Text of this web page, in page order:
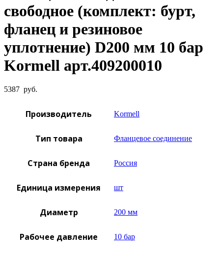
свободное (комплект: бурт,
фланец и резиновое
уплотнение) D200 мм 10 бар
Kormell арт.409200010
5387 руб.
Производитель Kormell
Тип товара Фланцевое соединение
Страна бренда Россия
Единица измерения шт
Диаметр 200 мм
Рабочее давление 10 бар